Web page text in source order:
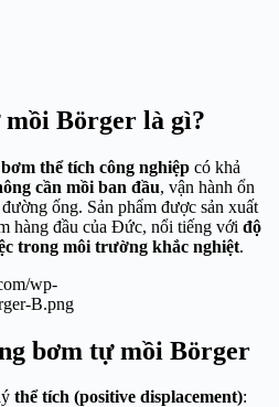
Börger là gì?
bơm thể tích công nghiệp có khả
cần mồi ban đầu, vận hành ổn
ống. Sản phẩm được sản xuất
hàng đầu của Đức, nổi tiếng với độ
trong môi trường khắc nghiệt.
bơm tự mồi Börger
thể tích (positive displacement):